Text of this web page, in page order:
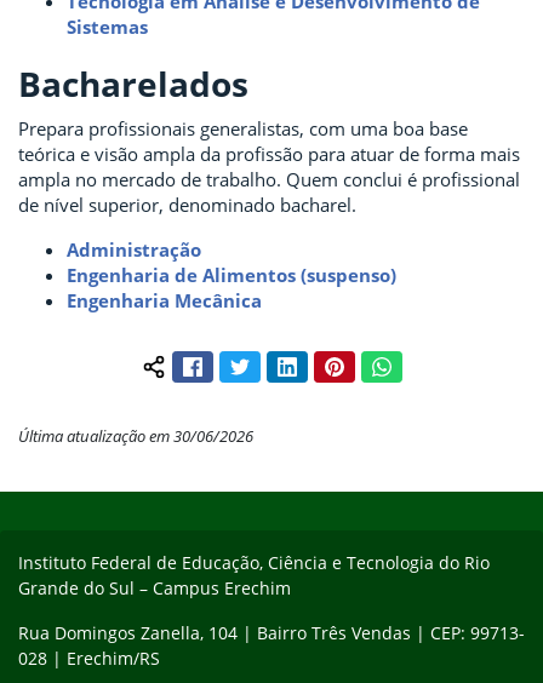
Sistemas
Bacharelados
Prepara profissionais generalistas, com uma boa base
teórica e visão ampla da profissão para atuar de forma mais
ampla no mercado de trabalho. Quem conclui é profissional
de nível superior, denominado bacharel.
Administração
Engenharia de Alimentos (suspenso)
Engenharia Mecânica
Compartilhar conteúdo:
FacebookTwitterLinkedInPinterestWhatsApp
Última atualização em 30/06/2026
Instituto Federal de Educação, Ciência e Tecnologia do Rio
Grande do Sul – Campus Erechim
Rua Domingos Zanella, 104 | Bairro Três Vendas | CEP: 99713-
028 | Erechim/RS